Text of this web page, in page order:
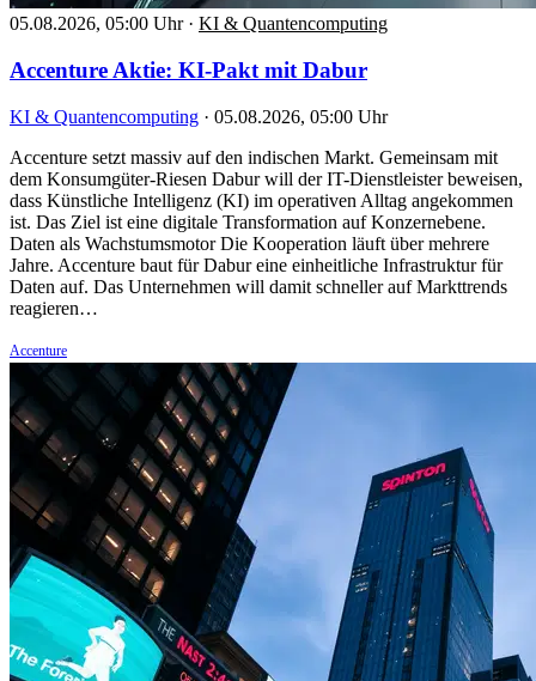
05.08.2026, 05:00 Uhr · KI & Quantencomputing
Accenture Aktie: KI-Pakt mit Dabur
KI & Quantencomputing · 05.08.2026, 05:00 Uhr
Accenture setzt massiv auf den indischen Markt. Gemeinsam mit
dem Konsumgüter-Riesen Dabur will der IT-Dienstleister beweisen,
dass Künstliche Intelligenz (KI) im operativen Alltag angekommen
ist. Das Ziel ist eine digitale Transformation auf Konzernebene.
Daten als Wachstumsmotor Die Kooperation läuft über mehrere
Jahre. Accenture baut für Dabur eine einheitliche Infrastruktur für
Daten auf. Das Unternehmen will damit schneller auf Markttrends
reagieren…
Accenture